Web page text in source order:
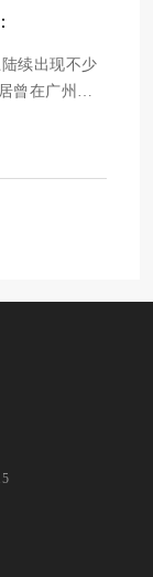
分雅致氛
柜紧靠墙壁
周到的设计
觉的连贯性
美好生活品
续出现不少
曾在广州家
平方米可低
汰出去，那